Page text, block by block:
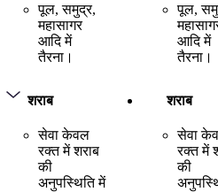
पूल, समुद्र,
महासागर
आदि में
तैरना।
शराब
सेवा केवल
रक्त में शराब
की
अनुपस्थिति में
पूल,
आदि में
तैरना।
शराब
सेवा
रक्त में
की